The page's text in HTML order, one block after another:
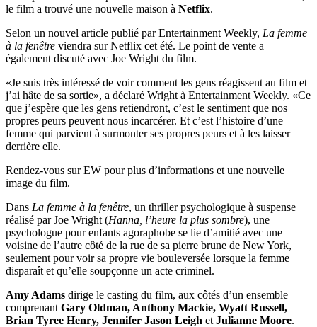
le film a trouvé une nouvelle maison à Netflix.
Selon un nouvel article publié par Entertainment Weekly, La femme
à la fenêtre viendra sur Netflix cet été. Le point de vente a
également discuté avec Joe Wright du film.
«Je suis très intéressé de voir comment les gens réagissent au film et
j’ai hâte de sa sortie», a déclaré Wright à Entertainment Weekly. «Ce
que j’espère que les gens retiendront, c’est le sentiment que nos
propres peurs peuvent nous incarcérer. Et c’est l’histoire d’une
femme qui parvient à surmonter ses propres peurs et à les laisser
derrière elle.
Rendez-vous sur EW pour plus d’informations et une nouvelle
image du film.
Dans La femme à la fenêtre, un thriller psychologique à suspense
réalisé par Joe Wright (Hanna, l’heure la plus sombre), une
psychologue pour enfants agoraphobe se lie d’amitié avec une
voisine de l’autre côté de la rue de sa pierre brune de New York,
seulement pour voir sa propre vie bouleversée lorsque la femme
disparaît et qu’elle soupçonne un acte criminel.
Amy Adams dirige le casting du film, aux côtés d’un ensemble
comprenant Gary Oldman, Anthony Mackie, Wyatt Russell,
Brian Tyree Henry, Jennifer Jason Leigh et Julianne Moore.